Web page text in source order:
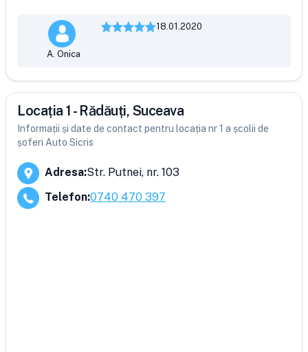
A. Onica
18.01.2020
Locația 1 - Rădăuți, Suceava
Informații și date de contact pentru locația nr 1 a școlii de
șoferi Auto Sicris
Adresa:Str. Putnei, nr. 103
Telefon:0740 470 397